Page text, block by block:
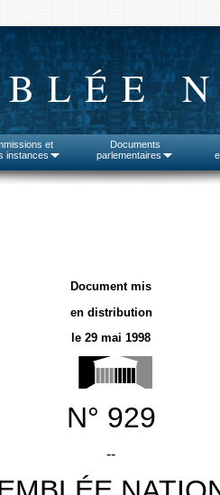
et
instances
Documents
parlementaires
Document mis
en distribution
le 29 mai 1998
N° 929
--